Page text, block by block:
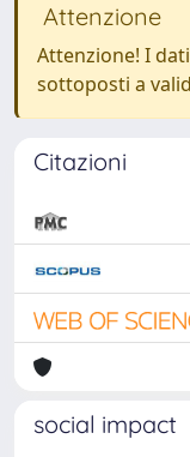
Attenzione
Attenzione! I
sottoposti a
Citazioni
social impact